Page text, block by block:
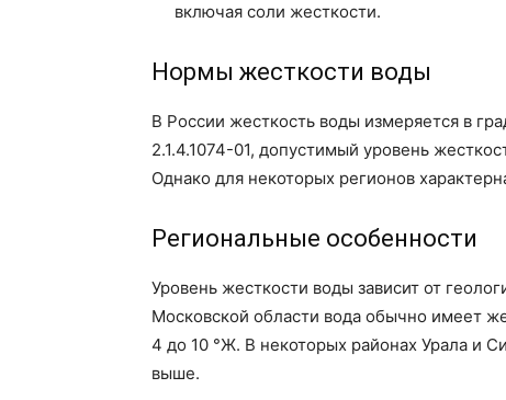
включая соли жесткости.
Нормы жесткости воды
В России жесткость воды измеряется в
2.1.4.1074-01, допустимый уровень
Однако для некоторых регионов
Региональные особенности
Уровень жесткости воды зависит от
Московской области вода обычно имеет
4 до 10 °Ж. В некоторых районах Урала и
выше.